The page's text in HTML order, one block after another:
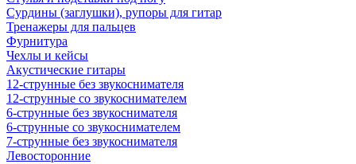
Сурдины (заглушки), рупоры для гитар
Тренажеры для пальцев
Фурнитура
Чехлы и кейсы
Акустические гитары
12-струнные без звукоснимателя
12-струнные со звукоснимателем
6-струнные без звукоснимателя
6-струнные со звукоснимателем
7-струнные без звукоснимателя
Левосторонние